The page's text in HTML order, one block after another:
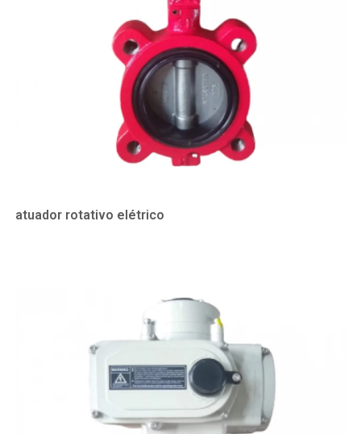
atuador rotativo elétrico